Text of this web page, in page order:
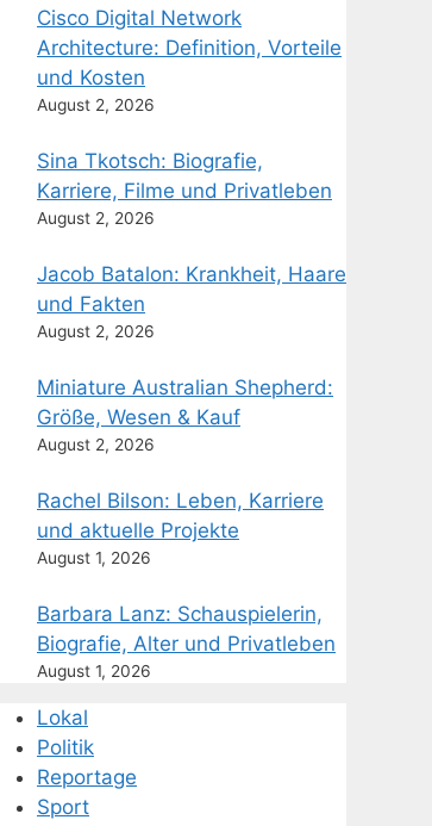
Cisco Digital Network
Architecture: Definition, Vorteile
und Kosten
August 2, 2026
Sina Tkotsch: Biografie,
Karriere, Filme und Privatleben
August 2, 2026
Jacob Batalon: Krankheit, Haare
und Fakten
August 2, 2026
Miniature Australian Shepherd:
Größe, Wesen & Kauf
August 2, 2026
Rachel Bilson: Leben, Karriere
und aktuelle Projekte
August 1, 2026
Barbara Lanz: Schauspielerin,
Biografie, Alter und Privatleben
August 1, 2026
Lokal
Politik
Reportage
Sport